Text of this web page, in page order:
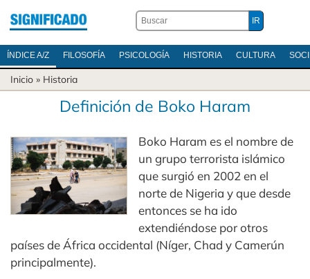
ÍNDICE A/Z FILOSOFÍA PSICOLOGÍA HISTORIA CULTURA
Inicio » Historia
Definición de Boko Haram
Boko Haram es el nombre de
un grupo terrorista islámico
que surgió en 2002 en el
norte de Nigeria y que desde
entonces se ha ido
extendiéndose por otros
países de África occidental (Níger, Chad y Camerún
principalmente).